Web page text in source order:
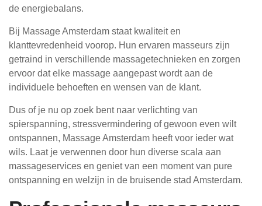
de energiebalans.
Bij Massage Amsterdam staat kwaliteit en
klanttevredenheid voorop. Hun ervaren masseurs zijn
getraind in verschillende massagetechnieken en zorgen
ervoor dat elke massage aangepast wordt aan de
individuele behoeften en wensen van de klant.
Dus of je nu op zoek bent naar verlichting van
spierspanning, stressvermindering of gewoon even wilt
ontspannen, Massage Amsterdam heeft voor ieder wat
wils. Laat je verwennen door hun diverse scala aan
massageservices en geniet van een moment van pure
ontspanning en welzijn in de bruisende stad Amsterdam.